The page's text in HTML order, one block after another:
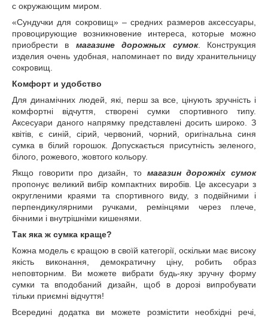
с окружающим миром.
«Сундучки для сокровищ» – средних размеров аксессуары,
провоцирующие возникновение интереса, которые можно
приобрести в магазине дорожных сумок. Конструкция
изделия очень удобная, напоминает по виду хранительницу
сокровищ.
Комфорт и удобство
Для динамічних людей, які, перш за все, цінують зручність і
комфортні відчуття, створені сумки спортивного типу.
Аксесуари даного напрямку представлені досить широко. З
квітів, є синій, сірий, червоний, чорний, оригінальна синя
сумка в білий горошок. Допускається присутність зеленого,
білого, рожевого, жовтого кольору.
Якщо говорити про дизайн, то магазин дорожніх сумок
пропонує великий вибір компактних виробів. Це аксесуари з
округленими краями та спортивного виду, з подвійними і
перпендикулярними ручками, ремінцями через плече,
бічними і внутрішніми кишенями.
Так яка ж сумка краще?
Кожна модель є кращою в своїй категорії, оскільки має високу
якість виконання, демократичну ціну, робить образ
неповторним. Ви можете вибрати будь-яку зручну форму
сумки та вподобаний дизайн, щоб в дорозі випробувати
тільки приємні відчуття!
Всередині додатка ви можете розмістити необхідні речі,